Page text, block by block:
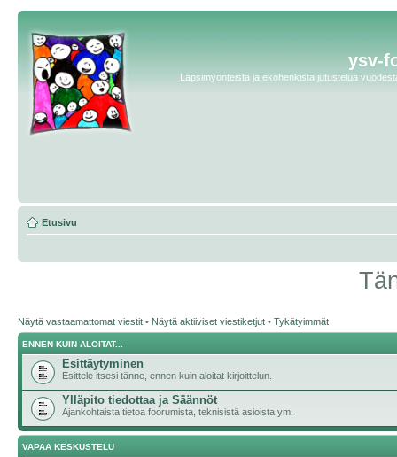
ysv-
Lapsimyönteistä ja ekohenkistä jutustelua
Etusivu
Näytä vastaamattomat viestit • Näytä aktiiviset viestiketjut • Tykätyimmät
ENNEN KUIN ALOITAT...
Esittäytyminen
Esittele itsesi tänne, ennen kuin aloitat kirjoittelun.
Ylläpito tiedottaa ja Säännöt
Ajankohtaista tietoa foorumista, teknisistä asioista ym.
VAPAA KESKUSTELU